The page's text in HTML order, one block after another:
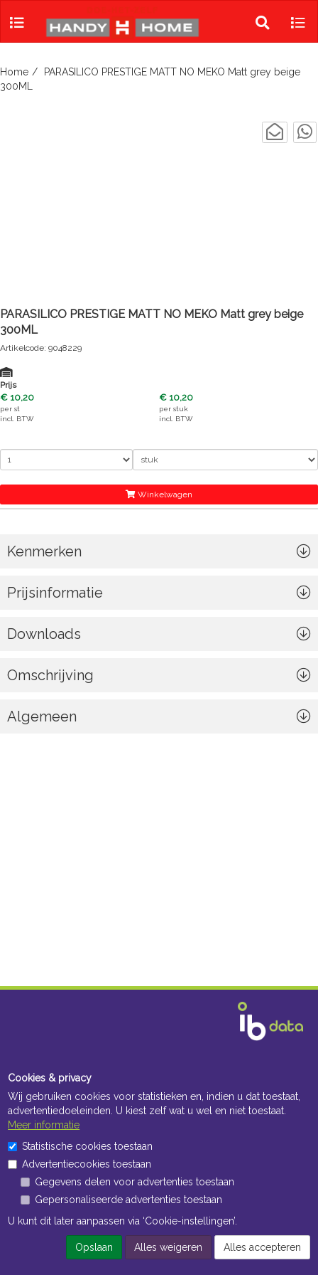
Toggle
search
Home
PARASILICO PRESTIGE MATT NO MEKO Matt grey beige
300ML
PARASILICO PRESTIGE MATT NO MEKO Matt grey beige
300ML
Artikelcode: 9048229
Prijs
€ 10,20
per st
incl. BTW
€ 10,20
per stuk
incl. BTW
Winkelwagen
Kenmerken
Prijsinformatie
Downloads
Omschrijving
Algemeen
Cookies & privacy
Wij gebruiken cookies voor statistieken en, indien u dat toestaat,
advertentiedoeleinden. U kiest zelf wat u wel en niet toestaat.
Meer informatie
Statistische cookies toestaan
Advertentiecookies toestaan
Gegevens delen voor advertenties toestaan
Gepersonaliseerde advertenties toestaan
U kunt dit later aanpassen via ‘Cookie-instellingen’.
Opslaan Alles weigeren Alles accepteren